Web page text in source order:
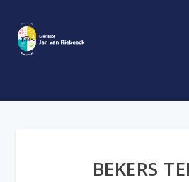
BEKERS